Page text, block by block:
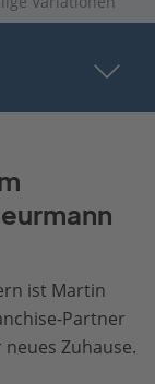
ist Martin
Partner
Zuhause.